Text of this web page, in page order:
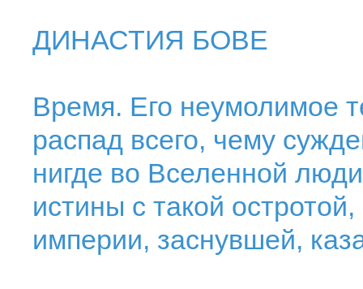
ДИНАСТИЯ БОВЕ
Время. Его неумолимое
распад всего, чему
нигде во Вселенной
истины с такой
империи, заснувшей,